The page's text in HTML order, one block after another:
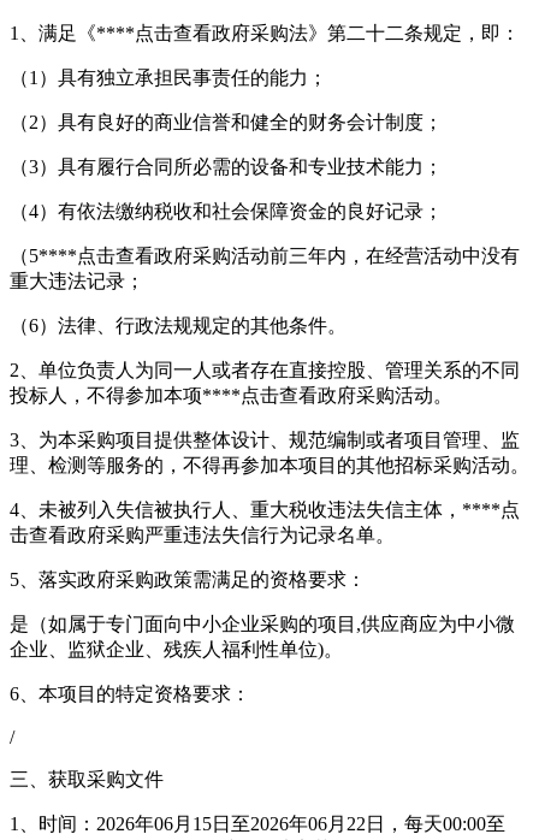
1、满足《****点击查看政府采购法》第二十二条规定，即：
（1）具有独立承担民事责任的能力；
（2）具有良好的商业信誉和健全的财务会计制度；
（3）具有履行合同所必需的设备和专业技术能力；
（4）有依法缴纳税收和社会保障资金的良好记录；
（5****点击查看政府采购活动前三年内，在经营活动中没有
重大违法记录；
（6）法律、行政法规规定的其他条件。
2、单位负责人为同一人或者存在直接控股、管理关系的不同
投标人，不得参加本项****点击查看政府采购活动。
3、为本采购项目提供整体设计、规范编制或者项目管理、监
理、检测等服务的，不得再参加本项目的其他招标采购活动。
4、未被列入失信被执行人、重大税收违法失信主体，****点
击查看政府采购严重违法失信行为记录名单。
5、落实政府采购政策需满足的资格要求：
是（如属于专门面向中小企业采购的项目,供应商应为中小微
企业、监狱企业、残疾人福利性单位)。
6、本项目的特定资格要求：
/
三、获取采购文件
1、时间：2026年06月15日至2026年06月22日，每天00:00至